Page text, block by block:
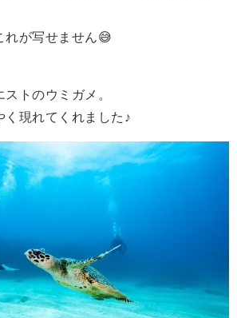
れが写せません😅
トのウミガメ。
く現れてくれました♪